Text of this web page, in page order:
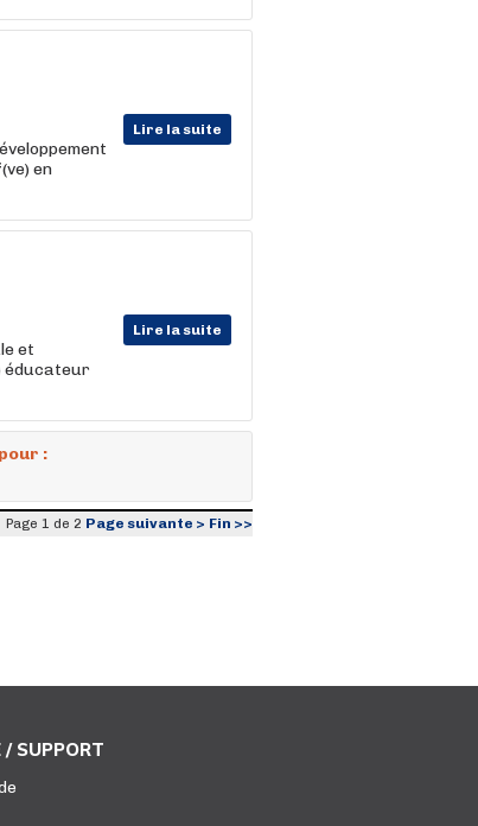
Lire la suite
(ve) en
Lire la suite
et
éducateur
:
Page 1 de 2 Page suivante > Fin >>
/ SUPPORT